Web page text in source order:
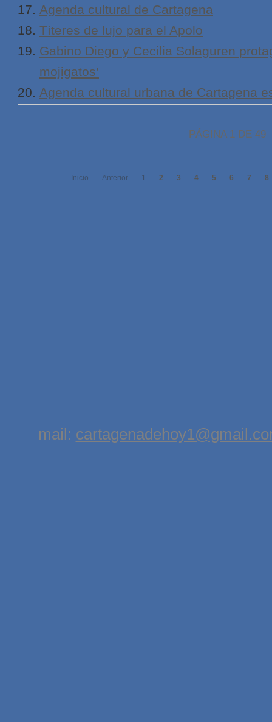
Agenda cultural de Cartagena
Títeres de lujo para el Apolo
Gabino Diego y Cecilia Solaguren
mojigatos’
Agenda cultural urbana de Cartagena
PÁGINA 1 DE 49
Inicio Anterior 1 2 3 4 5 6 7 8
mail: